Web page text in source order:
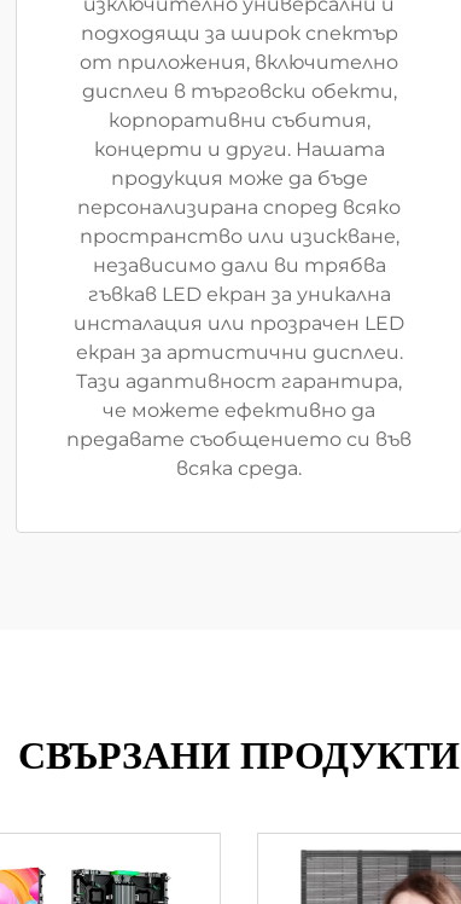
подходящи за широк спектър
от приложения, включително
дисплеи в търговски обекти,
корпоративни събития,
концерти и други. Нашата
продукция може да бъде
персонализирана според всяко
пространство или изискване,
независимо дали ви трябва
гъвкав LED екран за уникална
инсталация или прозрачен LED
екран за артистични дисплеи.
Тази адаптивност гарантира,
че можете ефективно да
предавате съобщението си във
всяка среда.
СВЪРЗАНИ ПРОДУКТИ